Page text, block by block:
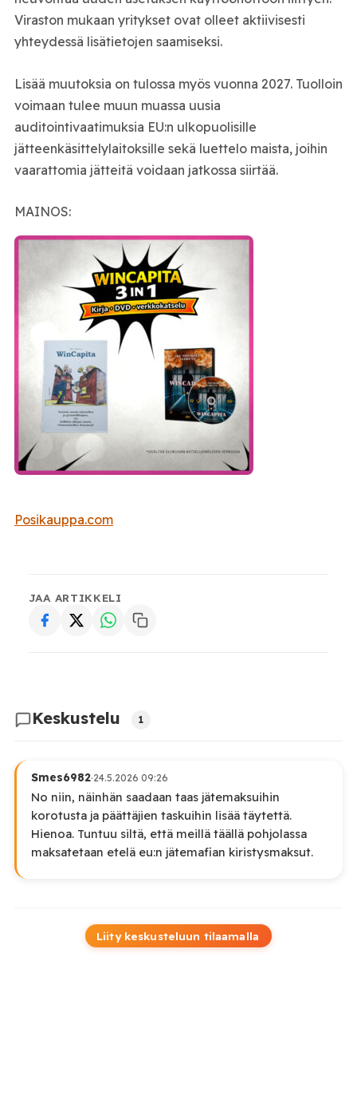
Viraston mukaan yritykset ovat olleet aktiivisesti
yhteydessä lisätietojen saamiseksi.
Lisää muutoksia on tulossa myös vuonna 2027. Tuolloin
voimaan tulee muun muassa uusia
auditointivaatimuksia EU:n ulkopuolisille
jätteenkäsittelylaitoksille sekä luettelo maista, joihin
vaarattomia jätteitä voidaan jatkossa siirtää.
MAINOS:
Posikauppa.com
JAA ARTIKKELI
Keskustelu 1
Smes6982·24.5.2026 09:26
No niin, näinhän saadaan taas jätemaksuihin
korotusta ja päättäjien taskuihin lisää täytettä.
Hienoa. Tuntuu siltä, että meillä täällä pohjolassa
maksatetaan etelä eu:n jätemafian kiristysmaksut.
Liity keskusteluun tilaamalla